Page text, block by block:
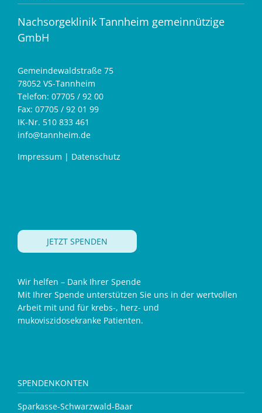
Nachsorgeklinik Tannheim gemeinnützige
GmbH
Gemeindewaldstraße 75
78052 VS-Tannheim
Telefon: 07705 / 92 00
Fax: 07705 / 92 01 99
IK-Nr. 510 833 461
info@tannheim.de
Impressum | Datenschutz
JETZT SPENDEN
Wir helfen – Dank Ihrer Spende
Mit Ihrer Spende unterstützen Sie uns in der wertvollen
Arbeit mit und für krebs-, herz- und
mukoviszidosekranke Patienten.
SPENDENKONTEN
Sparkasse-Schwarzwald-Baar